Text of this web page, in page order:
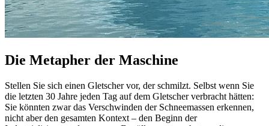
Die Metapher der Maschine
Stellen Sie sich einen Gletscher vor, der schmilzt. Selbst wenn Sie
die letzten 30 Jahre jeden Tag auf dem Gletscher verbracht hätten:
Sie könnten zwar das Verschwinden der Schneemassen erkennen,
nicht aber den gesamten Kontext – den Beginn der